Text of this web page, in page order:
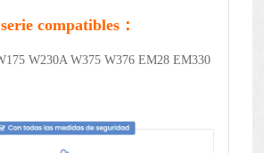
compatibles：
W230A W375 W376 EM28 EM330